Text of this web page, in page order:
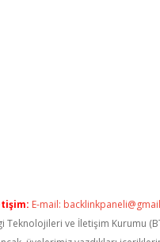
E-mail:
Teknolojileri ve İletişim